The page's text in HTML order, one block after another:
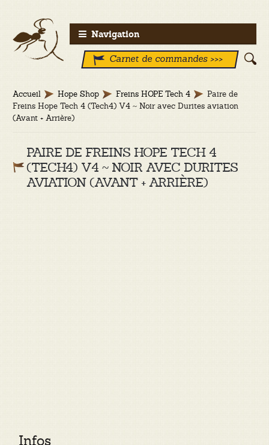
Aller
à
Aller
au
contenu
Navigation
Carnet de commandes >>>
Accueil Hope Shop Freins HOPE Tech 4
Paire de
Freins Hope Tech 4 (Tech4) V4 ~ Noir avec Durites aviation
(Avant + Arrière)
PAIRE DE FREINS HOPE TECH 4
(TECH4) V4 ~ NOIR AVEC DURITES
AVIATION (AVANT + ARRIÈRE)
Infos